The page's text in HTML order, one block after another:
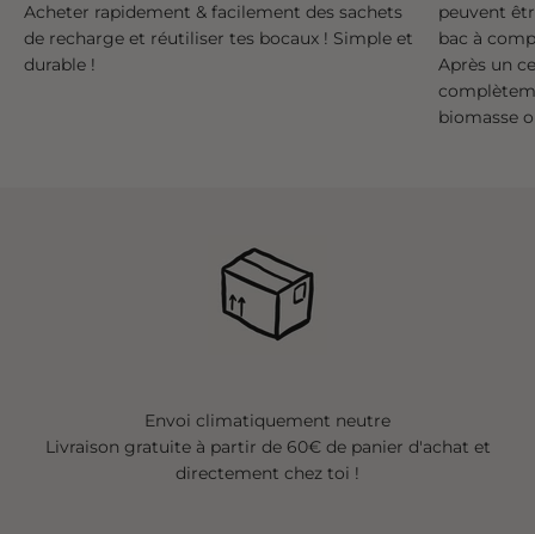
Acheter rapidement & facilement des sachets
de recharge et réutiliser tes bocaux ! Simple et
durable !
peuvent
bac à
Après un
biomasse
Envoi climatiquement neutre
Livraison gratuite à partir de 60€ de panier d'achat et
directement chez toi !